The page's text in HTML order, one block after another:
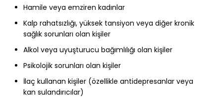
Hamile veya emziren kadınlar
Kalp rahatsızlığı, yüksek tansiyon veya diğer kronik
sağlık sorunları olan kişiler
Alkol veya uyuşturucu bağımlılığı olan kişiler
Psikolojik sorunları olan kişiler
İlaç kullanan kişiler (özellikle antidepresanlar veya
kan sulandırıcılar)